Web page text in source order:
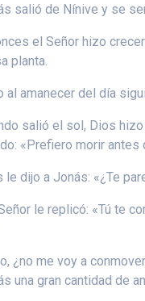
salió de Nínive y se
el Señor hizo
planta.
al amanecer del día
salió el sol, Dios
«Prefiero morir antes
le dijo a Jonás: «¿Te
le replicó: «Tú te
¿no me voy a
una gran cantidad de